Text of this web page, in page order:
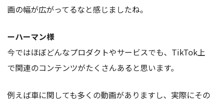
画の幅が広がってるなと感じましたね。
ーハーマン様
今ではほぼどんなプロダクトやサービスでも、TikTok上
で関連のコンテンツがたくさんあると思います。
例えば車に関しても多くの動画がありますし、実際にその